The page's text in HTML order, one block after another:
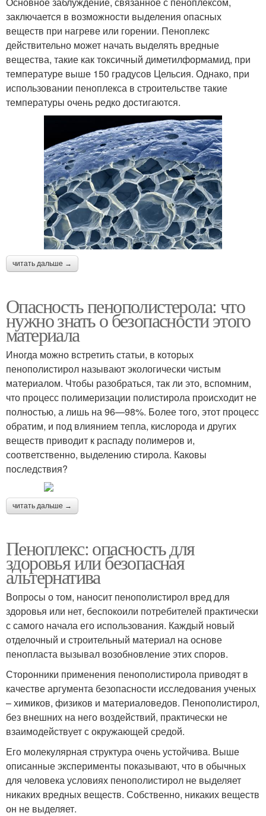
заключается в возможности выделения опасных
веществ при нагреве или горении. Пеноплекс
действительно может начать выделять вредные
вещества, такие как токсичный диметилформамид, при
температуре выше 150 градусов Цельсия. Однако, при
использовании пеноплекса в строительстве такие
температуры очень редко достигаются.
читать дальше →
Опасность пенополистерола: что
нужно знать о безопасности этого
материала
Иногда можно встретить статьи, в которых
пенополистирол называют экологически чистым
материалом. Чтобы разобраться, так ли это, вспомним,
что процесс полимеризации полистирола происходит не
полностью, а лишь на 96—98%. Более того, этот процесс
обратим, и под влиянием тепла, кислорода и других
веществ приводит к распаду полимеров и,
соответственно, выделению стирола. Каковы
последствия?
читать дальше →
Пеноплекс: опасность для
здоровья или безопасная
альтернатива
Вопросы о том, наносит пенополистирол вред для
здоровья или нет, беспокоили потребителей практически
с самого начала его использования. Каждый новый
отделочный и строительный материал на основе
пенопласта вызывал возобновление этих споров.
Сторонники применения пенополистирола приводят в
качестве аргумента безопасности исследования ученых
– химиков, физиков и материаловедов. Пенополистирол,
без внешних на него воздействий, практически не
взаимодействует с окружающей средой.
Его молекулярная структура очень устойчива. Выше
описанные эксперименты показывают, что в обычных
для человека условиях пенополистирол не выделяет
никаких вредных веществ. Собственно, никаких веществ
он не выделяет.